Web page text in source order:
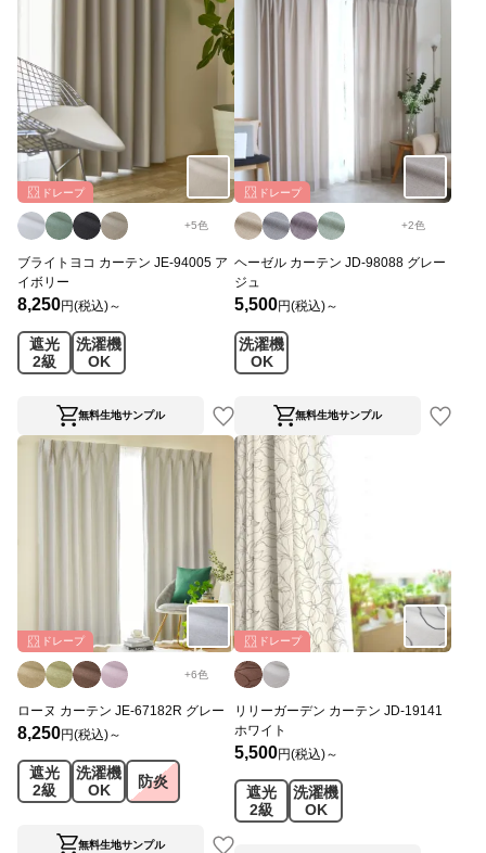
ドレープ
+5色
ブライトヨコ カーテン JE-94005 ア
イボリー
8,250円(税込)～
遮光
2級
洗濯機
OK
無料生地サンプル
ドレープ
+2色
ヘーゼル カーテン JD-98088 グレー
ジュ
5,500円(税込)～
洗濯機
OK
無料生地サンプル
ドレープ
+6色
ローヌ カーテン JE-67182R グレー
8,250円(税込)～
遮光
2級
洗濯機
OK
防炎
無料生地サンプル
ドレープ
リリーガーデン カーテン JD-19141
ホワイト
5,500円(税込)～
遮光
2級
洗濯機
OK